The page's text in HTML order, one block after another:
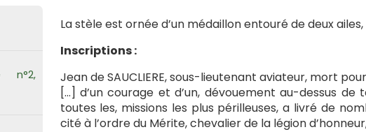
n°2,
La stèle est ornée d’un médaillon entouré de deux
Inscriptions :
Jean de SAUCLIERE, sous-lieutenant aviateur, mort
[…] d’un courage et d’un, dévouement au-dessus
toutes les, missions les plus périlleuses, a livré de
cité à l’ordre du Mérite, chevalier de la légion